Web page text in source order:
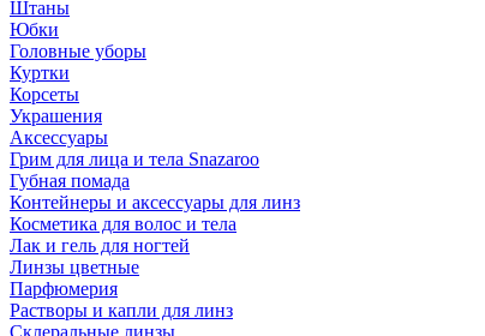
Штаны
Юбки
Головные уборы
Куртки
Корсеты
Украшения
Аксессуары
Грим для лица и тела Snazaroo
Губная помада
Контейнеры и аксессуары для линз
Косметика для волос и тела
Лак и гель для ногтей
Линзы цветные
Парфюмерия
Растворы и капли для линз
Склеральные линзы